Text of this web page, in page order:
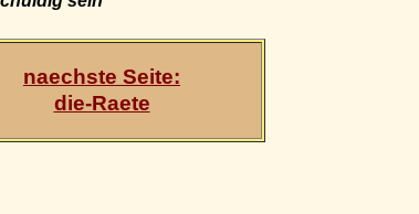
naechste Seite:
die-Raete